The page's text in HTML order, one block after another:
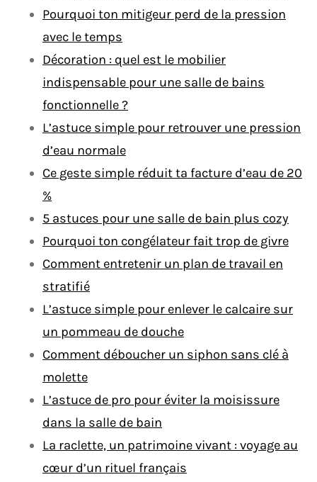
Pourquoi ton mitigeur perd de la pression
avec le temps
Décoration : quel est le mobilier
indispensable pour une salle de bains
fonctionnelle ?
L’astuce simple pour retrouver une pression
d’eau normale
Ce geste simple réduit ta facture d’eau de 20
%
5 astuces pour une salle de bain plus cozy
Pourquoi ton congélateur fait trop de givre
Comment entretenir un plan de travail en
stratifié
L’astuce simple pour enlever le calcaire sur
un pommeau de douche
Comment déboucher un siphon sans clé à
molette
L’astuce de pro pour éviter la moisissure
dans la salle de bain
La raclette, un patrimoine vivant : voyage au
cœur d’un rituel français